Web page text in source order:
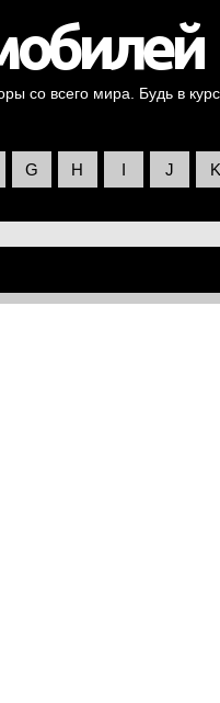
со всего мира. Будь в
G H I J K